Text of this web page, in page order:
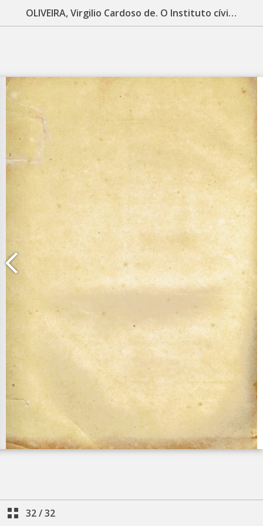
OLIVEIRA, Virgilio Cardoso de. O Instituto cívico-juridico: artigos publicados na ‘’A Província do Pará”. Pará: Typ. e Encad. De P. Barbosa, 1898. 34 p.
32/32